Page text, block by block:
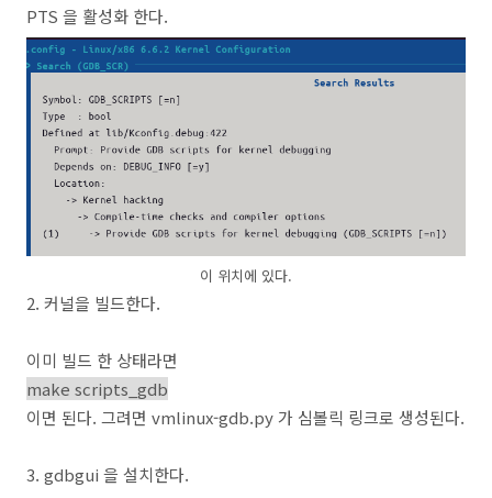
PTS 을 활성화 한다.
이 위치에 있다.
2. 커널을 빌드한다.
이미 빌드 한 상태라면
make scripts_gdb
이면 된다. 그려면 vmlinux-gdb.py 가 심볼릭 링크로 생성된다.
3. gdbgui 을 설치한다.